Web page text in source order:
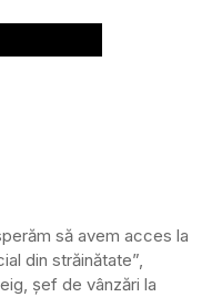
să avem acces la
din străinătate”,
șef de vânzări la